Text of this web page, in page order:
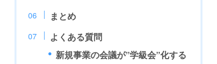
まとめ
よくある質問
新規事業の会議が”学級会”化する